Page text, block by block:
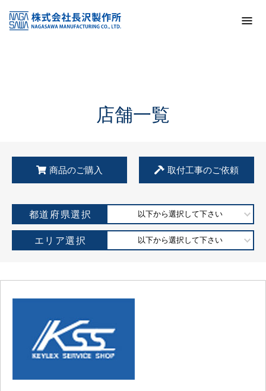
KSS加盟店・取扱店情報
店舗一覧
店舗一覧
商品のご購入 取付工事のご依頼
都道府県選択 以下から選択して下さい
エリア選択 以下から選択して下さい